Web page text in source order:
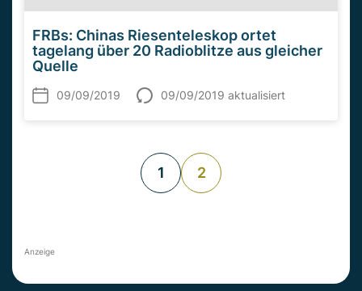
FRBs: Chinas Riesenteleskop ortet
tagelang über 20 Radioblitze aus gleicher
Quelle
09/09/2019 09/09/2019 aktualisiert
1 2
Anzeige